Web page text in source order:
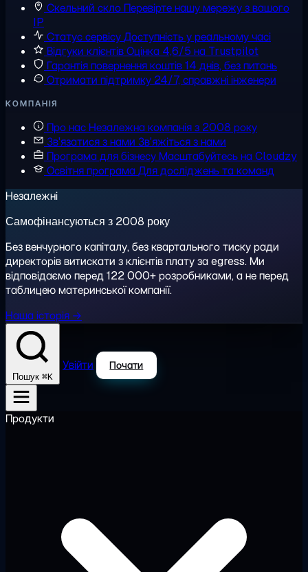
Скельний скло Перевірте нашу мережу з вашого
IP
Статус сервісуДоступність у реальному часі
Відгуки клієнтівОцінка 4,6/5 на Trustpilot
Гарантія повернення коштів14 днів, без питань
Отримати підтримку 24/7, справжні інженери
КОМПАНІЯ
Про насНезалежна компанія з 2008 року
Зв'язатися з нами Зв'яжіться з нами
Програма для бізнесуМасштабуйтесь на Cloudzy
Освітня програмаДля досліджень та команд
Незалежні
Самофінансуються з 2008 року
Без венчурного капіталу, без квартального тиску ради
директорів витискати з клієнтів плату за egress. Ми
відповідаємо перед 122 000+ розробниками, а не перед
таблицею материнської компанії.
Наша історія →
Пошук ⌘K
Увійти Почати
Продукти